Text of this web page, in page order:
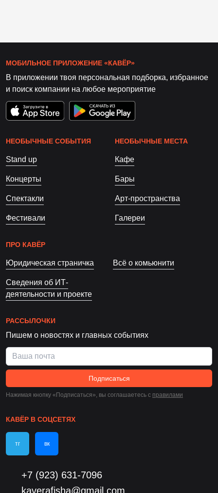
МОБИЛЬНОЕ ПРИЛОЖЕНИЕ «КАВЁР»
В приложении твоя персональная подборка, избранное
и поиск компании на любое мероприятие
НЕОБЫЧНЫЕ СОБЫТИЯ
Stand up
Концерты
Спектакли
Фестивали
НЕОБЫЧНЫЕ МЕСТА
Кафе
Бары
Арт-пространства
Галереи
ПРО КАВЁР
Юридическая страничка Всё о комьюнити
Сведения об ИТ-
деятельности и проекте
РАССЫЛОЧКИ
Пишем о новостях и главных событиях
Подписаться
Нажимая кнопку «Подписаться», вы соглашаетесь c правилами
КАВЁР В СОЦСЕТЯХ
тг вк
+7 (923) 631-7096
kaverafisha@gmail.com